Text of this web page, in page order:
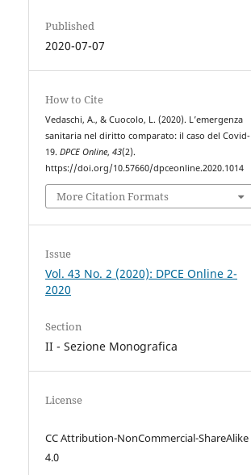
Published
2020-07-07
How to Cite
Vedaschi, A., & Cuocolo, L. (2020). L’emergenza
sanitaria nel diritto comparato: il caso del Covid-
19.DPCE Online,43(2).
https://doi.org/10.57660/dpceonline.2020.1014
More Citation Formats
Issue
Vol. 43 No. 2 (2020): DPCE Online 2-
2020
Section
II - Sezione Monografica
License
CC Attribution-NonCommercial-ShareAlike
4.0